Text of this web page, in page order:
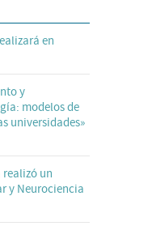
en
y
modelos de
universidades»
realizó un
y Neurociencia